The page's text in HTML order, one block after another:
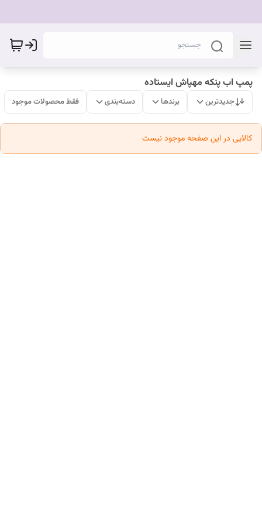
پمپ اب پنکه مهپاش ایستاده
جدیدترین برندها دسته‌بندی فقط محصولات موجود
کالایی در این صفحه موجود نیست